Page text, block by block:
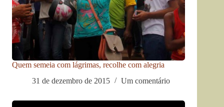
Quem semeia com lágrimas, recolhe com alegria
31 de dezembro de 2015
Um comentário